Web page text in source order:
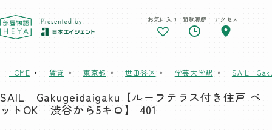
東京 部屋物語 お気に入り 閲覧履歴 アクセス
HOME 賃貸 東京都 世田谷区 学芸大学駅 SAIL
SAIL Gakugeidaigaku【ルーフテラス付き住戸 ペ
ットOK 渋谷から5キロ】 401